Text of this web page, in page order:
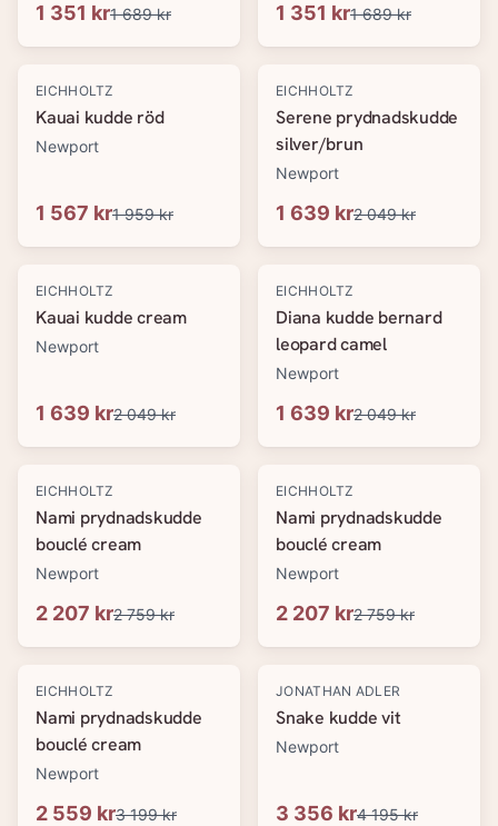
1 351 kr1 689 kr 1 351 kr1 689 kr
-20%
EICHHOLTZ
Kauai kudde röd
Newport
1 567 kr1 959 kr
-20%
EICHHOLTZ
Serene prydnadskudde
silver/brun
Newport
1 639 kr2 049 kr
-20%
EICHHOLTZ
Kauai kudde cream
Newport
1 639 kr2 049 kr
-20%
EICHHOLTZ
Diana kudde bernard
leopard camel
Newport
1 639 kr2 049 kr
-20%
EICHHOLTZ
Nami prydnadskudde
bouclé cream
Newport
2 207 kr2 759 kr
-20%
EICHHOLTZ
Nami prydnadskudde
bouclé cream
Newport
2 207 kr2 759 kr
-20%
EICHHOLTZ
Nami prydnadskudde
bouclé cream
Newport
2 559 kr3 199 kr
-20%
JONATHAN ADLER
Snake kudde vit
Newport
3 356 kr4 195 kr